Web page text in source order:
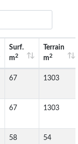
Surf.
m2
Terrain
m2
67 1303
67 1303
58 54